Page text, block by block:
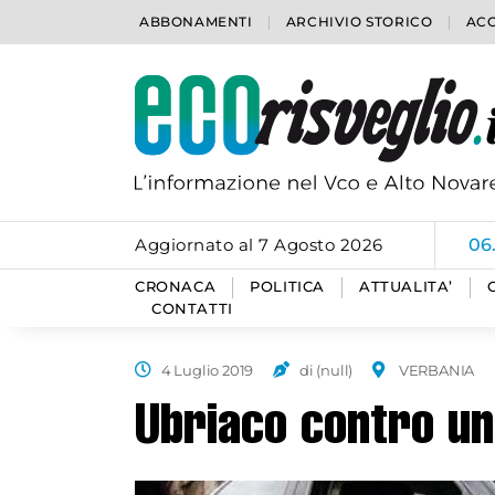
ABBONAMENTI ARCHIVIO STORICO
Aggiornato al 7 Agosto 2026
CRONACA POLITICA ATTUALITA’
CONTATTI
4 Luglio 2019 di (null) VERBANIA
Ubriaco contro